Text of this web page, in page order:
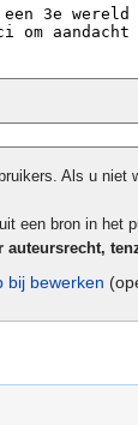
Als u
een bron in het
bij bewerken